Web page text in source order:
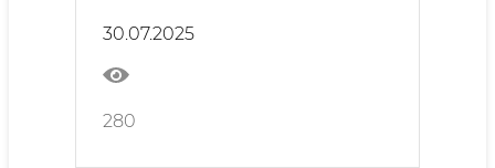
30.07.2025
280